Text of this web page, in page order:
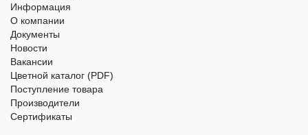
Информация
О компании
Документы
Новости
Вакансии
Цветной каталог (PDF)
Поступление товара
Производители
Сертификаты